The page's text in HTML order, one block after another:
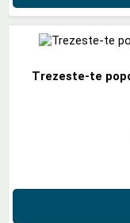
Trezeste-te